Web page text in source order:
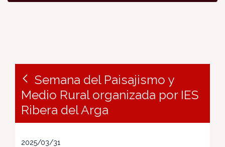
Semana del Paisajismo y
Medio Rural organizada por IES
Ribera del Arga
2025/03/31